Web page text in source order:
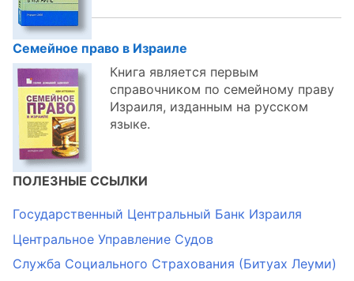
Семейное право в Израиле
Книга является первым
справочником по семейному праву
Израиля, изданным на русском
языке.
ПОЛЕЗНЫЕ ССЫЛКИ
Государственный Центральный Банк Израиля
Центральное Управление Судов
Служба Социального Страхования (Битуах Леуми)